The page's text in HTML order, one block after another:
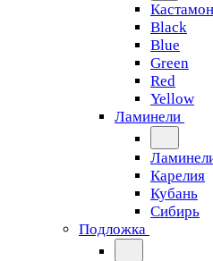
Black
Blue
Green
Red
Yellow
Ламинели
Карелия
Кубань
Сибирь
Подложка